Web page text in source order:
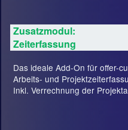
Zusatzmodul:
Zeiterfassung
Das ideale Add-On für offer-
Arbeits- und
Inkl. Verrechnung der